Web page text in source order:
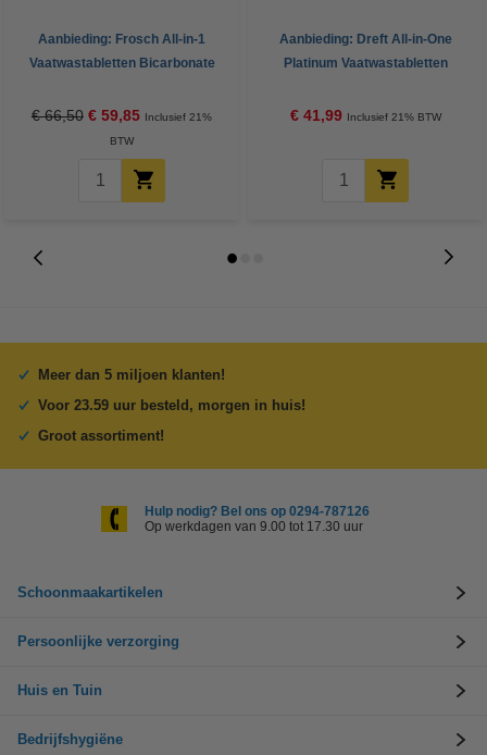
Aanbieding: Frosch All-in-1
Vaatwastabletten Bicarbonate
€ 66,50 € 59,85 Inclusief 21%
BTW
Aanbieding: Dreft All-in-One
Platinum Vaatwastabletten
vaatwasbeurten)
€ 41,99 Inclusief 21% BTW
Meer dan 5 miljoen klanten!
Voor 23.59 uur besteld, morgen in huis!
Groot assortiment!
Hulp nodig? Bel ons op 0294-787126
Op werkdagen van 9.00 tot 17.30 uur
Schoonmaakartikelen
Persoonlijke verzorging
Huis en Tuin
Bedrijfshygiëne